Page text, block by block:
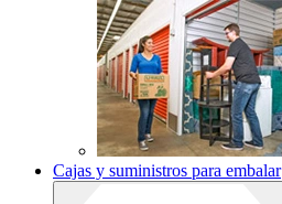
Cajas y suministros para embalar